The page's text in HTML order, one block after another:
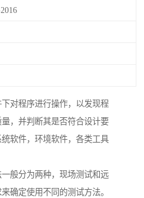
对程序进行操作，以发现程
，并判断其是否符合设计要
软件，环境软件，各类工具
般分为两种，现场测试和远
确定使用不同的测试方法。